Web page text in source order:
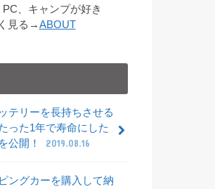
、キャンプが好き
見る→ABOUT
テリーを長持ちさせる
った1年で寿命にした
公開！
2019.08.16
ングカーを購入して納